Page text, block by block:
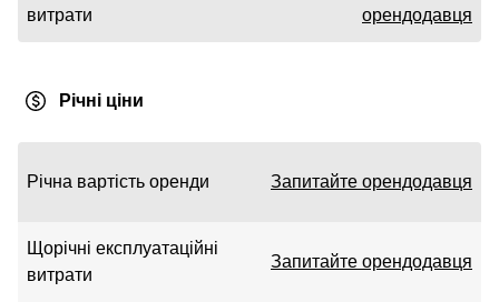
витрати
орендодавця
Річні ціни
Річна вартість оренди Запитайте орендодавця
Щорічні експлуатаційні
витрати
Запитайте орендодавця